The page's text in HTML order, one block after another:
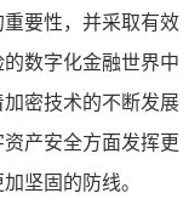
重要性，并采取有效
数字化金融世界中
密技术的不断发展
产安全方面发挥更
坚固的防线。